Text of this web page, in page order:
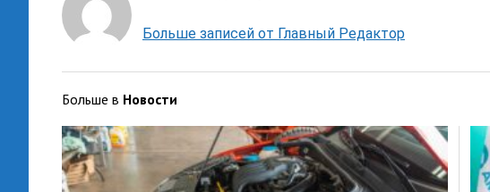
Больше записей от Главный Редактор
Больше в Новости